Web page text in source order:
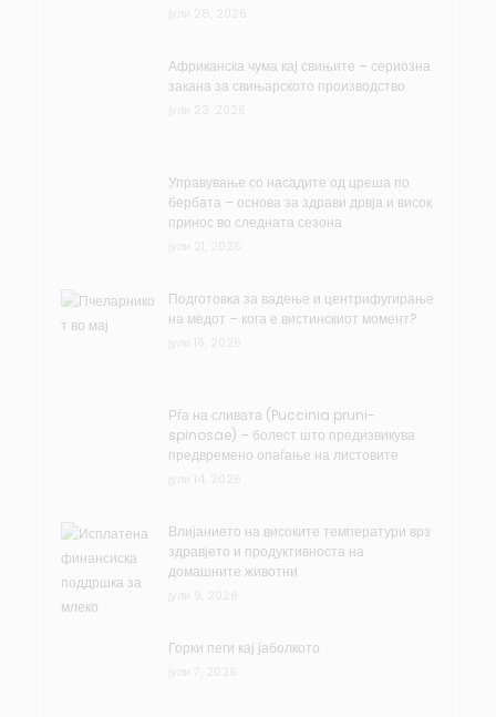
Африканска чума кај свињите – сериозна
закана за свињарското производство
Управување со насадите од цреша по
бербата – основа за здрави дрвја и висок
принос во следната сезона
Подготовка за вадење и центрифугирање
на медот – кога е вистинскиот момент?
Рѓа на сливата (Puccinia pruni-
spinosae) – болест што предизвикува
предвремено опаѓање на листовите
Влијанието на високите температури врз
здравјето и продуктивноста на
домашните животни
Горки пеги кај јаболкото